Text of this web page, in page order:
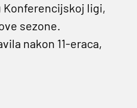
Konferencijskoj ligi,
sezone.
nakon 11-eraca,